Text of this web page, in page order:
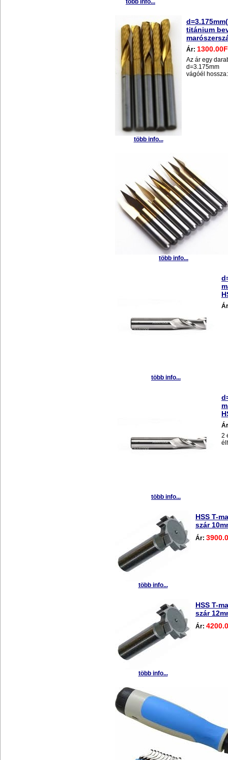
több info...
több info...
titánium
Ár:
Az ár egy
d=3.175mm
vágóél
több info...
több info...
több info...
2
több info...
HSS T-
szár
Ár:
több info...
HSS T-
szár
Ár: